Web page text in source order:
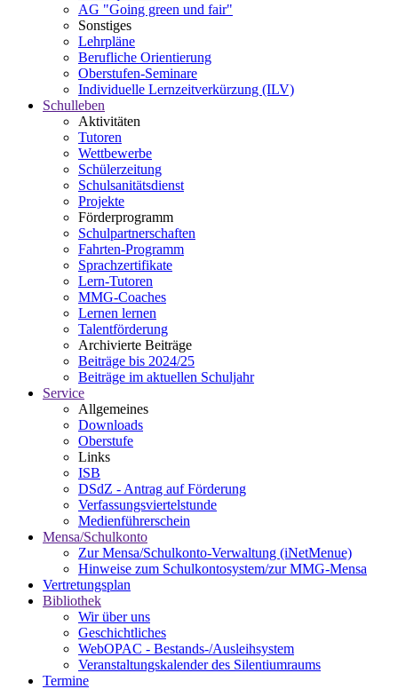
AG "Going green und fair"
Sonstiges
Lehrpläne
Berufliche Orientierung
Oberstufen-Seminare
Individuelle Lernzeitverkürzung (ILV)
Schulleben
Aktivitäten
Tutoren
Wettbewerbe
Schülerzeitung
Schulsanitätsdienst
Projekte
Förderprogramm
Schulpartnerschaften
Fahrten-Programm
Sprachzertifikate
Lern-Tutoren
MMG-Coaches
Lernen lernen
Talentförderung
Archivierte Beiträge
Beiträge bis 2024/25
Beiträge im aktuellen Schuljahr
Service
Allgemeines
Downloads
Oberstufe
Links
ISB
DSdZ - Antrag auf Förderung
Verfassungsviertelstunde
Medienführerschein
Mensa/Schulkonto
Zur Mensa/Schulkonto-Verwaltung (iNetMenue)
Hinweise zum Schulkontosystem/zur MMG-Mensa
Vertretungsplan
Bibliothek
Wir über uns
Geschichtliches
WebOPAC - Bestands-/Ausleihsystem
Veranstaltungskalender des Silentiumraums
Termine